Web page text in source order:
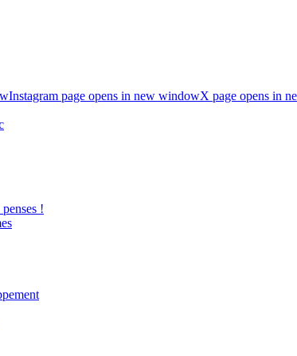
Instagram page opens in new windowX page opens in
!